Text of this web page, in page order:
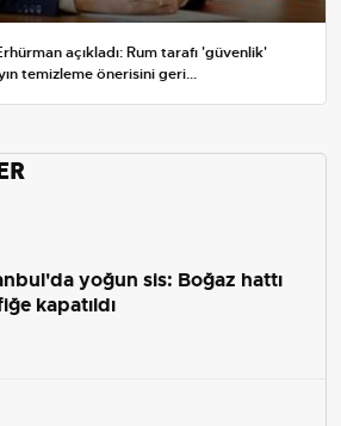
açıkladı: Rum tarafı 'güvenlik'
temizleme önerisini geri...
yoğun sis: Boğaz hattı
kapatıldı